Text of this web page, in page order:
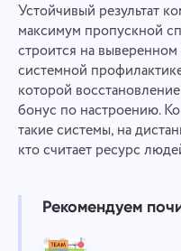
Устойчивый результат
максимум пропускной
строится на
системной
которой
бонус по настроению.
такие системы, на
кто считает ресурс
Рекомендуем